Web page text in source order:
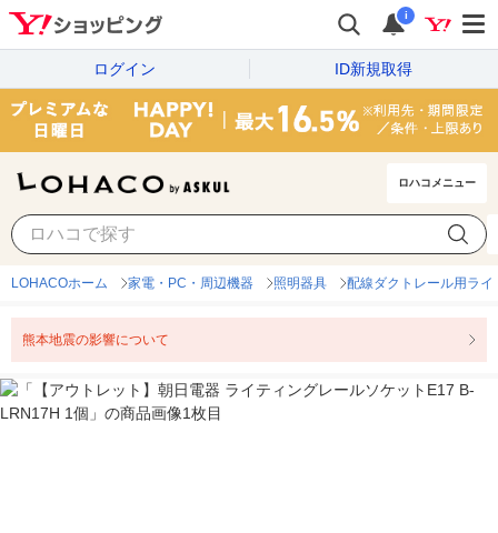
i
ログイン ID新規取得
ロハコメニュー
LOHACOホーム 家電・PC・周辺機器 照明器具 配線ダクトレール用ライ
熊本地震の影響について